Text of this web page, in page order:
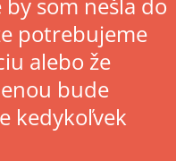
som nešla do
potrebujeme
alebo že
bude
kedykoľvek